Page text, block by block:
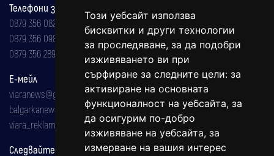
Този уебсайт използва
бисквитки и други технологии
за проследяване, за да подобри
изживяването ви при
сърфиране за следните цели: за
активиране на основната
функционалност на уебсайта, за
да осигурим по-добро
изживяване на уебсайта, за
измерване на вашия интерес
Телефони за реклама и абонаменти
0879 356 082
0879 356 098
0879 356 289
Е-мейл
viaranews@gmail.com
balgarkanews@gmail.com
viara_reklama@mail.bg
Следвайте ни: